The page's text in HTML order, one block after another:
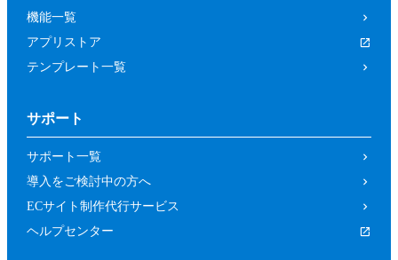
機能一覧
アプリストア
テンプレート一覧
サポート
サポート一覧
導入をご検討中の方へ
ECサイト制作代行サービス
ヘルプセンター